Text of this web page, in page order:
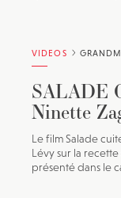
VIDEOS
SALADE
Ninette
Le film Salade
Lévy sur la
présenté dans le